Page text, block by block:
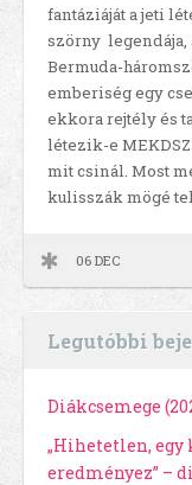
fantáziáját a jeti
szörny legendája,
Bermuda-
emberiség egy
ekkora rejtély és
létezik-e
mit csinál. Most
kulisszák mögé
06 DEC
Legutóbbi
Diákcsemege
„Hihetetlen, egy
eredményez” –